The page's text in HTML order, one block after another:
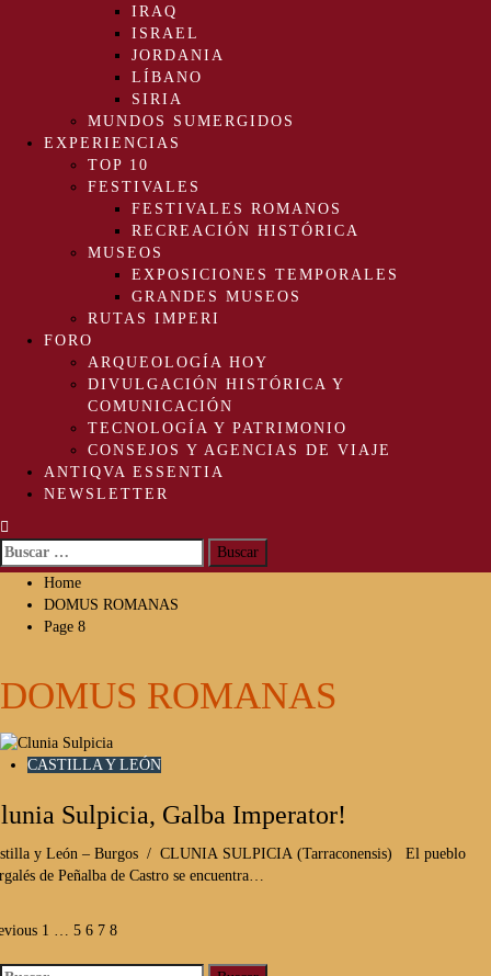
IRAQ
ISRAEL
JORDANIA
LÍBANO
SIRIA
MUNDOS SUMERGIDOS
EXPERIENCIAS
TOP 10
FESTIVALES
FESTIVALES ROMANOS
RECREACIÓN HISTÓRICA
MUSEOS
EXPOSICIONES TEMPORALES
GRANDES MUSEOS
RUTAS IMPERI
FORO
ARQUEOLOGÍA HOY
DIVULGACIÓN HISTÓRICA Y
COMUNICACIÓN
TECNOLOGÍA Y PATRIMONIO
CONSEJOS Y AGENCIAS DE VIAJE
ANTIQVA ESSENTIA
NEWSLETTER
Buscar:
Home
DOMUS ROMANAS
Page 8
DOMUS ROMANAS
CASTILLA Y LEÓN
Sulpicia, Galba Imperator!
y León – Burgos / CLUNIA SULPICIA (Tarraconensis) El pueblo
de Peñalba de Castro se encuentra…
1 5 6 7 8